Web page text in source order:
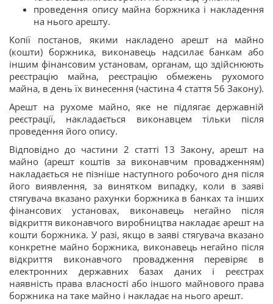
проведення опису майна боржника і накладення
на нього арешту.
Копії постанов, якими накладено арешт на майно
(кошти) боржника, виконавець надсилає банкам або
іншим фінансовим установам, органам, що здійснюють
реєстрацію майна, реєстрацію обмежень рухомого
майна, в день їх винесення (частина 4 стаття 56 Закону).
Арешт на рухоме майно, яке не підлягає державній
реєстрації, накладається виконавцем тільки після
проведення його опису.
Відповідно до частини 2 статті 13 Закону, арешт на
майно (арешт коштів за виконавчим провадженням)
накладається не пізніше наступного робочого дня після
його виявлення, за винятком випадку, коли в заяві
стягувача вказано рахунки боржника в банках та інших
фінансових установах, виконавець негайно після
відкриття виконавчого виробництва накладає арешт на
кошти боржника. У разі, якщо в заяві стягувача вказано
конкретне майно боржника, виконавець негайно після
відкриття виконавчого провадження перевіряє в
електронних державних базах даних і реєстрах
наявність права власності або іншого майнового права
боржника на таке майно і накладає на нього арешт.